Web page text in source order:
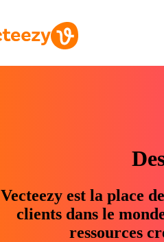
Vecteezy est la place
clients dans le
ressources